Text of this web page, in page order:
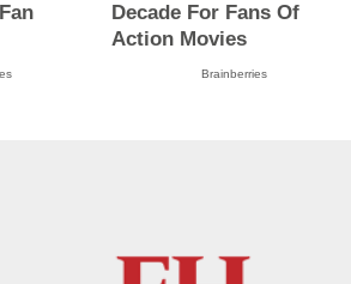
Decade For Fans Of
Action Movies
Brainberries